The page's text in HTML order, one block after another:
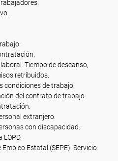
Tiempo de descanso,
retribuidos.
condiciones de trabajo.
del contrato de trabajo.
extranjero.
con discapacidad.
Estatal (SEPE). Servicio